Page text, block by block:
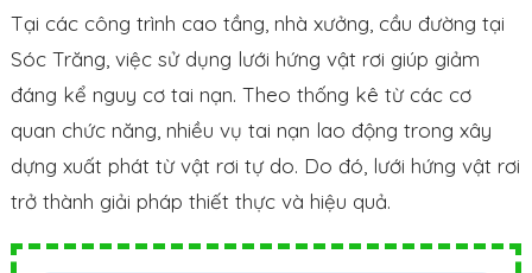
Tại các công trình cao tầng, nhà xưởng, cầu đường tại
Sóc Trăng, việc sử dụng lưới hứng vật rơi giúp giảm
đáng kể nguy cơ tai nạn. Theo thống kê từ các cơ
quan chức năng, nhiều vụ tai nạn lao động trong xây
dựng xuất phát từ vật rơi tự do. Do đó, lưới hứng vật rơi
trở thành giải pháp thiết thực và hiệu quả.